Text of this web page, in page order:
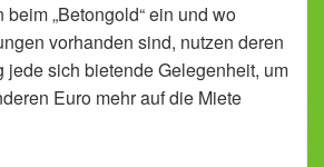
„Betongold“ ein und wo
vorhanden sind, nutzen deren
jede sich bietende Gelegenheit, um
Euro mehr auf die Miete